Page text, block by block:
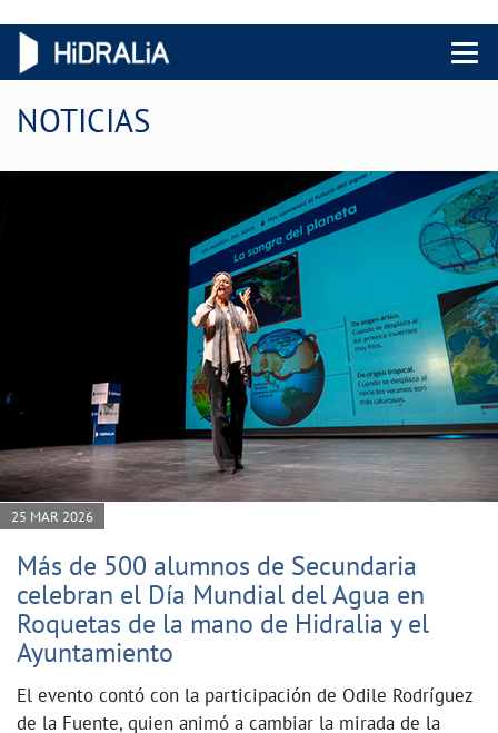
Menu
NOTICIAS
25 MAR 2026
Más de 500 alumnos de Secundaria
celebran el Día Mundial del Agua en
Roquetas de la mano de Hidralia y el
Ayuntamiento
El evento contó con la participación de Odile Rodríguez
de la Fuente, quien animó a cambiar la mirada de la